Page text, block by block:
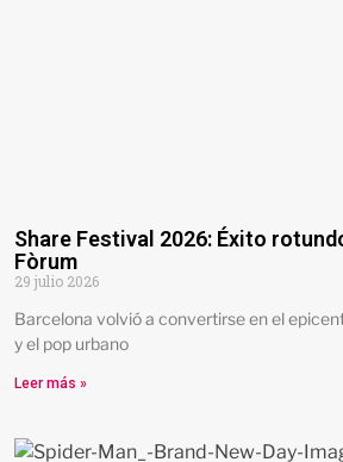
Share Festival 2026: Éxito
Fòrum
29 julio 2026
Barcelona volvió a convertirse en el
y el pop urbano
Leer más »